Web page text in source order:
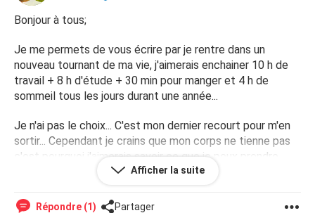
Bonjour à tous;
Je me permets de vous écrire par je rentre dans un
nouveau tournant de ma vie, j'aimerais enchainer 10 h de
travail + 8 h d'étude + 30 min pour manger et 4 h de
sommeil tous les jours durant une année...
Je n'ai pas le choix... C'est mon dernier recourt pour m'en
sortir... Cependant je crains que mon corps ne tienne pas
c'est pourquoi j'aimerais savoir ce que je peux prendre
pour tenir ? Café ? Ou autres
(Je sais que ce n'est pas bon mais je n'ai pas le choix...)
Afficher la suite
Répondre (1) Partager